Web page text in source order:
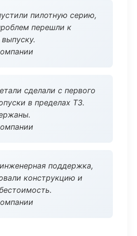
пилотную серию,
перешли к
сделали с первого
в пределах ТЗ.
поддержка,
конструкцию и